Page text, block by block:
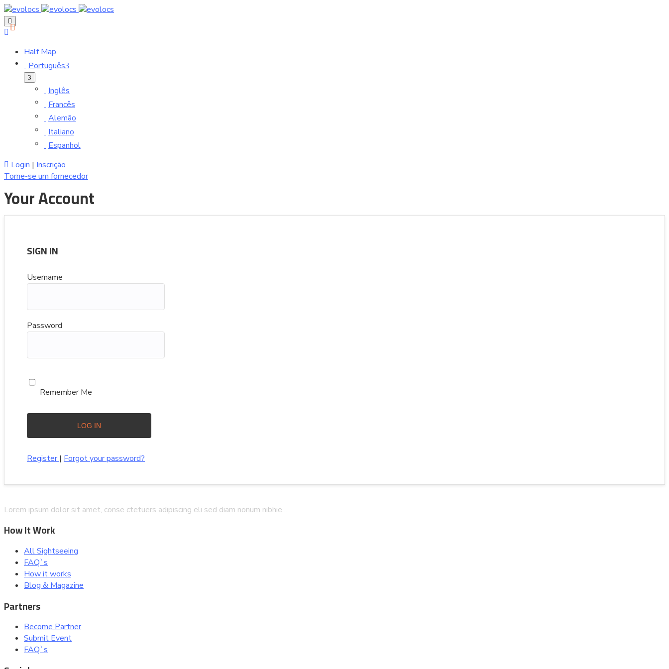
Half Map
Português
Inglês
Francês
Alemão
Italiano
Espanhol
Login | Inscrição
Torne-se um fornecedor
Your Account
SIGN IN
Username
Password
Remember Me
Register| Forgot your password?
Lorem ipsum dolor sit amet, conse ctetuers adipiscing eli sed diam nonum nibhie…
How It Work
All Sightseeing
FAQ`s
How it works
Blog & Magazine
Partners
Become Partner
Submit Event
FAQ`s